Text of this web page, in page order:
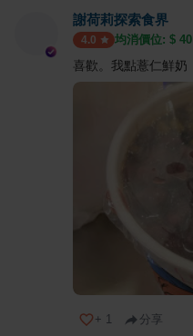
謝荷莉探索食界
4.0 均消價位: $ 40
喜歡。我點薏仁鮮奶
+ 1 分享